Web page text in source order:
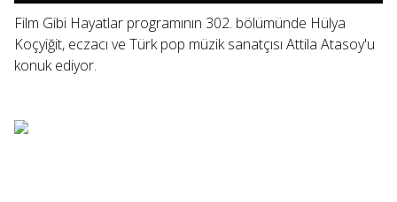
Film Gibi Hayatlar programının 302. bölümünde Hülya
Koçyiğit, eczacı ve Türk pop müzik sanatçısı Attila Atasoy'u
konuk ediyor.